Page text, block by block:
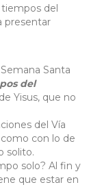
del
presentar
Santa
del
Yisus, que no
del Vía
con lo de
solito.
solo? Al fin y
que estar en